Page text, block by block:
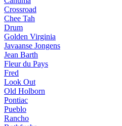
Crossroad
Сhee Tah
Drum
Golden Virginia
Javaanse Jongens
Jean Barth
Fleur du Pays
Fred
Look Out
Old Holborn
Pontiac
Pueblo
Rancho